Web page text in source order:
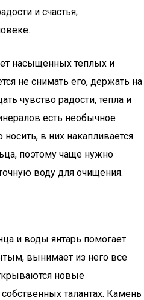
и счастья;
насыщенных теплых и
не снимать его, держать на
чувство радости, тепла и
есть необычное
носить, в них накапливается
поэтому чаще нужно
воду для очищения.
и воды янтарь помогает
вынимает из него все
новые
талантах. Камень